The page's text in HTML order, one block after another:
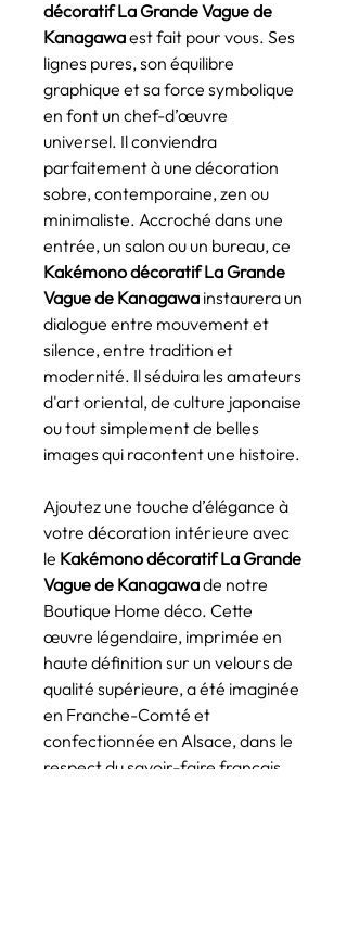
décoratif La Grande Vague de
Kanagawaest fait pour vous. Ses
lignes pures, son équilibre
graphique et sa force symbolique
en font un chef-d’œuvre
universel. Il conviendra
parfaitement à une décoration
sobre, contemporaine, zen ou
minimaliste. Accroché dans une
entrée, un salon ou un bureau, ce
Kakémono décoratif La Grande
Vague de Kanagawa instaurera un
dialogue entre mouvement et
silence, entre tradition et
modernité. Il séduira les amateurs
d'art oriental, de culture japonaise
ou tout simplement de belles
images qui racontent une histoire.
Ajoutez une touche d’élégance à
votre décoration intérieure avec
le Kakémono décoratif La Grande
Vague de Kanagawade notre
Boutique Home déco. Cette
œuvre légendaire, imprimée en
haute définition sur un velours de
qualité supérieure, a été imaginée
en Franche-Comté et
confectionnée en Alsace, dans le
respect du savoir-faire français.